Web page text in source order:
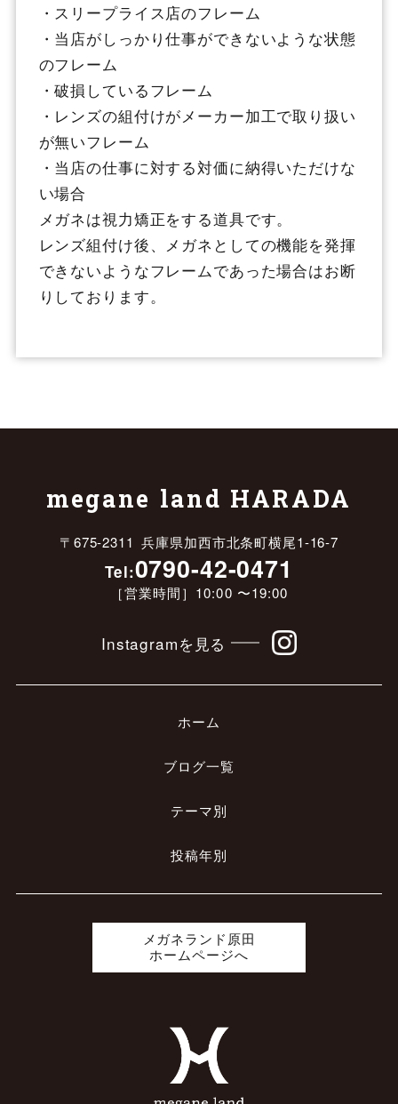
・スリープライス店のフレーム
・当店がしっかり仕事ができないような状態
のフレーム
・破損しているフレーム
・レンズの組付けがメーカー加工で取り扱い
が無いフレーム
・当店の仕事に対する対価に納得いただけな
い場合
メガネは視力矯正をする道具です。
レンズ組付け後、メガネとしての機能を発揮
できないようなフレームであった場合はお断
りしております。
megane land HARADA
〒675-2311 兵庫県加西市北条町横尾1-16-7
Tel:0790-42-0471
［営業時間］10:00 〜19:00
Instagramを見る
ホーム
ブログ一覧
テーマ別
投稿年別
メガネランド原田
ホームページへ